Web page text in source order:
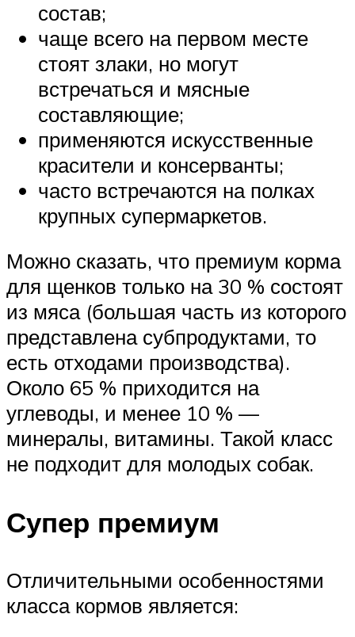
состав;
чаще всего на первом месте
стоят злаки, но могут
встречаться и мясные
составляющие;
применяются искусственные
красители и консерванты;
часто встречаются на полках
крупных супермаркетов.
Можно сказать, что премиум корма
для щенков только на 30 % состоят
из мяса (большая часть из которого
представлена субпродуктами, то
есть отходами производства).
Около 65 % приходится на
углеводы, и менее 10 % —
минералы, витамины. Такой класс
не подходит для молодых собак.
Супер премиум
Отличительными особенностями
класса кормов является: